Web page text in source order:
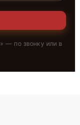
» — по звонку или в